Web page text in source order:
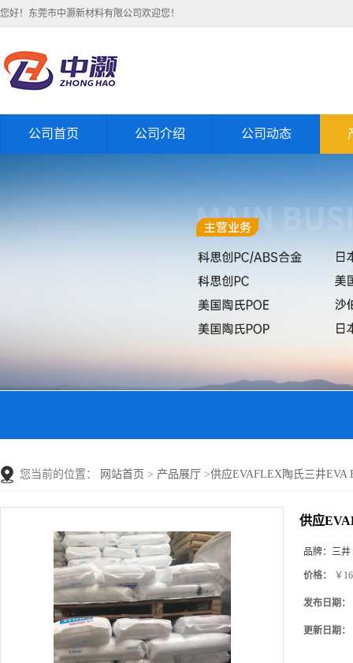
您好！东莞市中灏新材料有限公司欢迎您！
公司首页 公司介绍 公司动态
您当前的位置： 网站首页 > 产品展厅 >供应EVAFLEX陶氏三井EVA
供应
品牌： 三井
价格： ￥
发布日期：
更新日期：